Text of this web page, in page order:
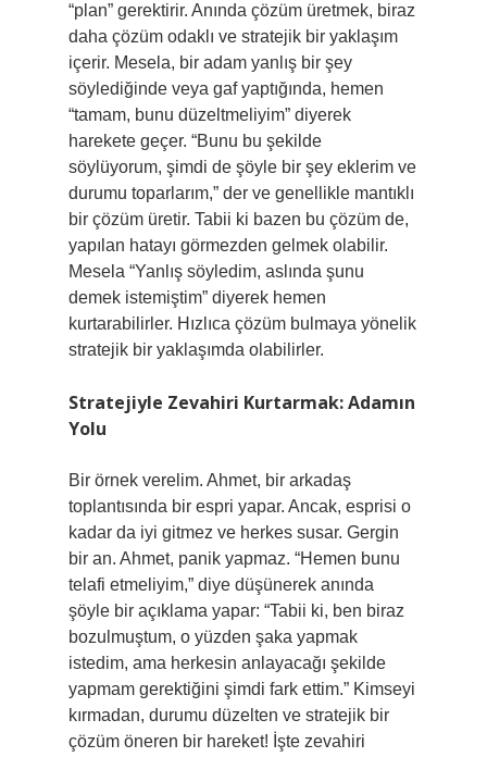
“plan” gerektirir. Anında çözüm üretmek, biraz
daha çözüm odaklı ve stratejik bir yaklaşım
içerir. Mesela, bir adam yanlış bir şey
söylediğinde veya gaf yaptığında, hemen
“tamam, bunu düzeltmeliyim” diyerek
harekete geçer. “Bunu bu şekilde
söylüyorum, şimdi de şöyle bir şey eklerim ve
durumu toparlarım,” der ve genellikle mantıklı
bir çözüm üretir. Tabii ki bazen bu çözüm de,
yapılan hatayı görmezden gelmek olabilir.
Mesela “Yanlış söyledim, aslında şunu
demek istemiştim” diyerek hemen
kurtarabilirler. Hızlıca çözüm bulmaya yönelik
stratejik bir yaklaşımda olabilirler.
Stratejiyle Zevahiri Kurtarmak: Adamın
Yolu
Bir örnek verelim. Ahmet, bir arkadaş
toplantısında bir espri yapar. Ancak, esprisi o
kadar da iyi gitmez ve herkes susar. Gergin
bir an. Ahmet, panik yapmaz. “Hemen bunu
telafi etmeliyim,” diye düşünerek anında
şöyle bir açıklama yapar: “Tabii ki, ben biraz
bozulmuştum, o yüzden şaka yapmak
istedim, ama herkesin anlayacağı şekilde
yapmam gerektiğini şimdi fark ettim.” Kimseyi
kırmadan, durumu düzelten ve stratejik bir
çözüm öneren bir hareket! İşte zevahiri